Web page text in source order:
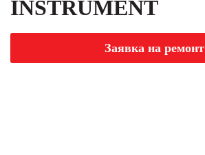
INSTRUMENT
Заявка на ремонт